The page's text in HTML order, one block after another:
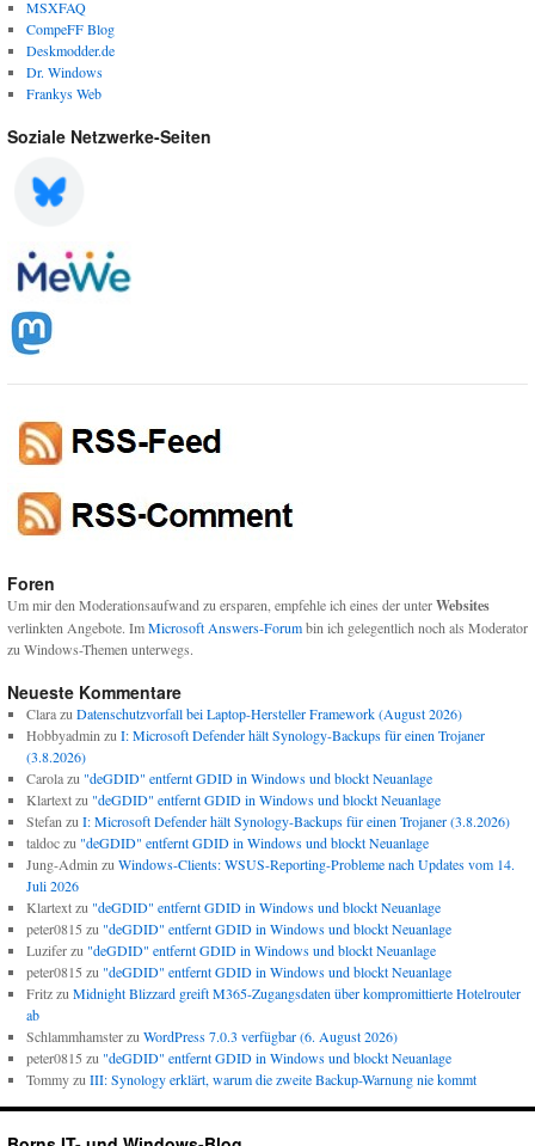
MSXFAQ
CompeFF Blog
Deskmodder.de
Dr. Windows
Frankys Web
Soziale Netzwerke-Seiten
Foren
Um mir den Moderationsaufwand zu ersparen, empfehle ich eines der unterWebsites
verlinkten Angebote. ImMicrosoft Answers-Forumbin ich gelegentlich noch als Moderator
zu Windows-Themen unterwegs.
Neueste Kommentare
Clarazu Datenschutzvorfall bei Laptop-Hersteller Framework (August 2026)
Hobbyadmin zu I: Microsoft Defender hält Synology-Backups für einen Trojaner
(3.8.2026)
Carolazu "deGDID" entfernt GDID in Windows und blockt Neuanlage
Klartextzu "deGDID" entfernt GDID in Windows und blockt Neuanlage
Stefan zu I: Microsoft Defender hält Synology-Backups für einen Trojaner (3.8.2026)
taldoczu "deGDID" entfernt GDID in Windows und blockt Neuanlage
Jung-Admin zu Windows-Clients: WSUS-Reporting-Probleme nach Updates vom 14.
Juli 2026
Klartextzu "deGDID" entfernt GDID in Windows und blockt Neuanlage
peter0815 zu "deGDID" entfernt GDID in Windows und blockt Neuanlage
Luziferzu "deGDID" entfernt GDID in Windows und blockt Neuanlage
peter0815 zu "deGDID" entfernt GDID in Windows und blockt Neuanlage
Fritzzu Midnight Blizzard greift M365-Zugangsdaten über kompromittierte Hotelrouter
ab
Schlammhamsterzu WordPress 7.0.3 verfügbar (6. August 2026)
peter0815 zu "deGDID" entfernt GDID in Windows und blockt Neuanlage
Tommyzu III: Synology erklärt, warum die zweite Backup-Warnung nie kommt